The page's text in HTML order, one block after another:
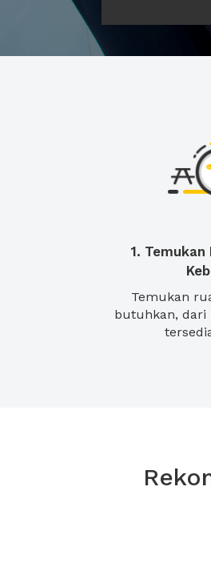
1. Temukan
Temukan
butuhkan, dari